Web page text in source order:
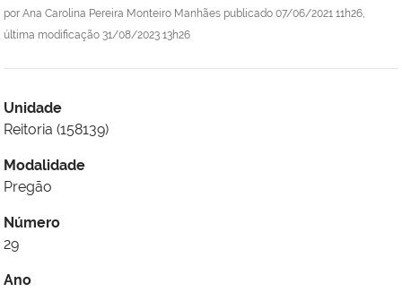
por Ana Carolina Pereira Monteiro Manhães publicado 07/06/2021 11h26,
última modificação 31/08/2023 13h26
Unidade
Reitoria (158139)
Modalidade
Pregão
Número
29
Ano